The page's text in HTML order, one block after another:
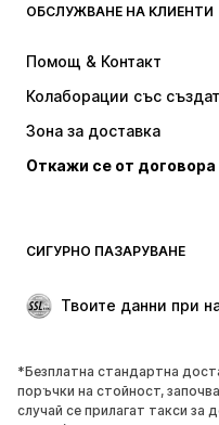
НОВО
Бельо
Палта
Специални Поводи
ОБУВКИ
НОВО
ОБСЛУЖВАНЕ НА КЛИЕНТИ
Помощ & Контакт
Колаборации със
Зона за доставка
Откажи се от договора
СИГУРНО ПАЗАРУВАНЕ
Твоите данни при
*Безплатна стандартна
поръчки на стойност,
случай се прилагат такси за